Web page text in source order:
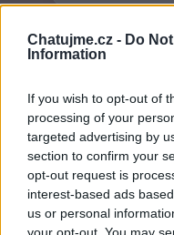
Chatujme.cz - Do
Information
If you wish to opt-out of
processing of your
targeted advertising by
section to confirm your
opt-out request is
interest-based ads
us or personal
your opt-out. You may
Veřejné
Tento uživatel